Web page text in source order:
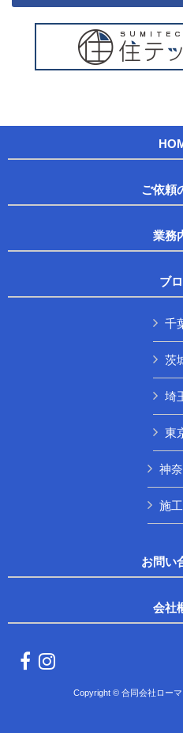
ご依頼
業務
ブ
千
茨
埼
東
神
施
お問い
会社
Copyright © 合同会社ロー